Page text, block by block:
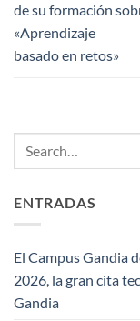
de su formación
«Aprendizaje
basado en retos»
ENTRADAS
El Campus Gandia
2026, la gran cita
Gandia